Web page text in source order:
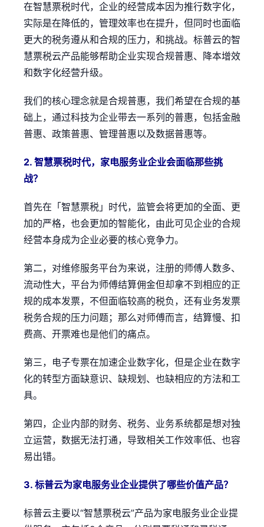
在智慧票税时代，企业的经营成本因为推行数字化，
实际是在降低的，管理效率也在提升，但同时也面临
更大的税务遵从和合规的压力，和挑战。标普云的智
慧票税云产品能够帮助企业实现合规普惠、降本增效
和数字化经营升级。
我们的核心理念就是合规普惠，我们希望在合规的基
础上，通过科技为企业带去一系列的普惠，包括金融
普惠、政策普惠、管理普惠以及数据普惠等。
2. 智慧票税时代，家电服务业企业会面临那些挑
战？
首先在「智慧票税」时代，监管会将更加的全面、更
加的严格，也会更加的智能化，由此可见企业的合规
经营本身成为企业必要的核心竞争力。
第二，对维修服务平台为来说，注册的师傅人数多、
流动性大，平台为师傅结算佣金但却拿不到相应的正
规的成本发票，不但面临较高的税负，还有业务发票
税务合规的压力问题；那么对师傅而言，结算慢、扣
费高、开票难也是他们的痛点。
第三，电子专票在加速企业数字化，但是企业在数字
化的转型方面缺意识、缺规划、也缺相应的方法和工
具。
第四，企业内部的财务、税务、业务系统都是想对独
立运营，数据无法打通，导致相关工作效率低、也容
易出错。
3. 标普云为家电服务业企业提供了哪些价值产品？
标普云主要以“智慧票税云”产品为家电服务业企业提